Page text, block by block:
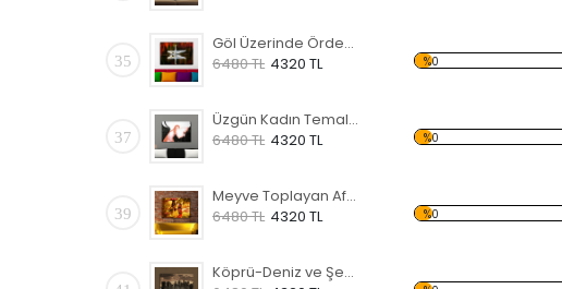
35
Göl Üzerinde Ördek Temalı Kanvas Tablo
6480 TL 4320 TL %0
37
Üzgün Kadın Temalı Kanvas Tablo
6480 TL 4320 TL %0
39
Meyve Toplayan Afrikalı Kadınlar Kanvas Tablo
6480 TL 4320 TL %0
Köprü-Deniz ve Şehir Temalı Kanvas Tablo